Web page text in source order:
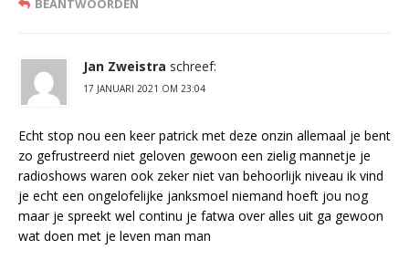
BEANTWOORDEN
Jan Zweistra schreef:
17 JANUARI 2021 OM 23:04
Echt stop nou een keer patrick met deze onzin allemaal je bent
zo gefrustreerd niet geloven gewoon een zielig mannetje je
radioshows waren ook zeker niet van behoorlijk niveau ik vind
je echt een ongelofelijke janksmoel niemand hoeft jou nog
maar je spreekt wel continu je fatwa over alles uit ga gewoon
wat doen met je leven man man